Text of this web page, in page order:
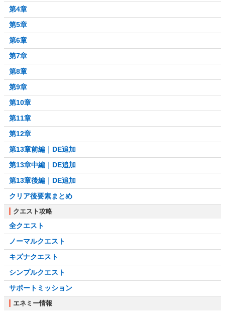
第4章
第5章
第6章
第7章
第8章
第9章
第10章
第11章
第12章
第13章前編｜DE追加
第13章中編｜DE追加
第13章後編｜DE追加
クリア後要素まとめ
クエスト攻略
全クエスト
ノーマルクエスト
キズナクエスト
シンプルクエスト
サポートミッション
エネミー情報